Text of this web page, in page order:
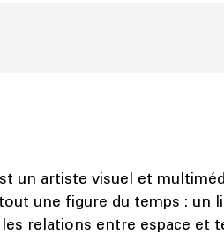
un artiste visuel et
une figure du temps : un
relations entre espace et